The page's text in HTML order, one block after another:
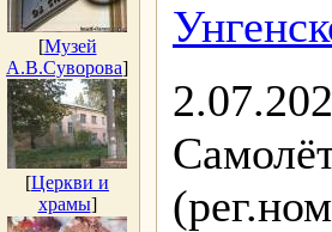
[Музей
А.В.Суворова]
[Церкви и
храмы]